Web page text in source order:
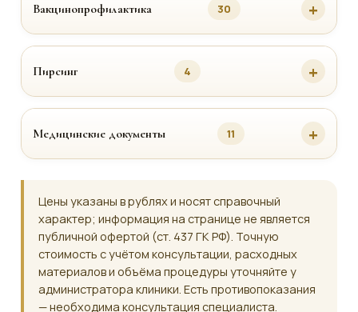
Вакцинопрофилактика 30
Пирсинг 4
Медицинские документы 11
Цены указаны в рублях и носят справочный
характер; информация на странице не является
публичной офертой (ст. 437 ГК РФ). Точную
стоимость с учётом консультации, расходных
материалов и объёма процедуры уточняйте у
администратора клиники. Есть противопоказания
— необходима консультация специалиста.